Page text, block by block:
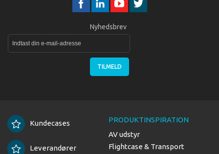
Nyhedsbrev
TILMELD
Kundecases
Leverandører
PRODUKTINSPIRATION
AV udstyr
Flightcase & Transport